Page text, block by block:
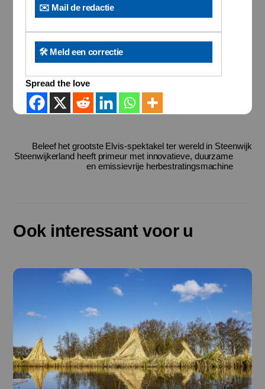
✉️ Mail de redactie
🛠️ Meld een correctie
Spread the love
Beleef het grootste Elvis-spektakel ter wereld in Steenwijk
Steenwijkerland heeft primeur met innovatieve, duurzame
en emissievrije herbestratingsmachine
Ook interessant voor u